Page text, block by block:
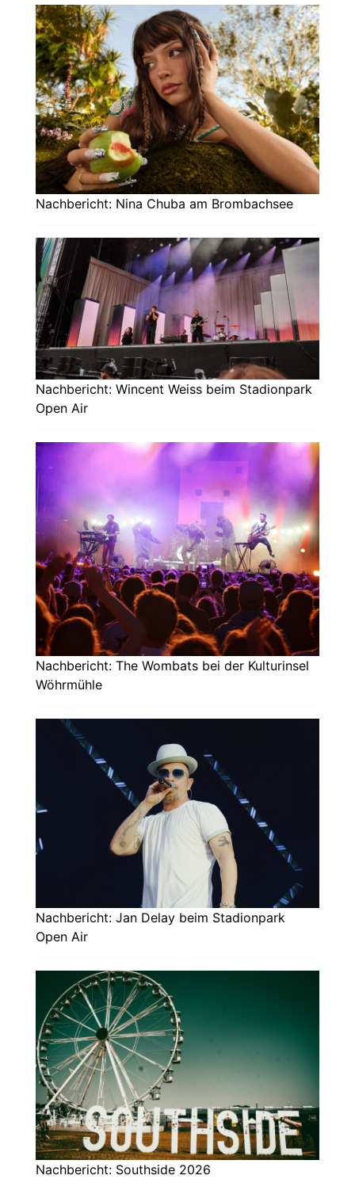
Nachbericht: Nina Chuba am Brombachsee
Nachbericht: Wincent Weiss beim Stadionpark
Open Air
Nachbericht: The Wombats bei der Kulturinsel
Wöhrmühle
Nachbericht: Jan Delay beim Stadionpark
Open Air
Nachbericht: Southside 2026